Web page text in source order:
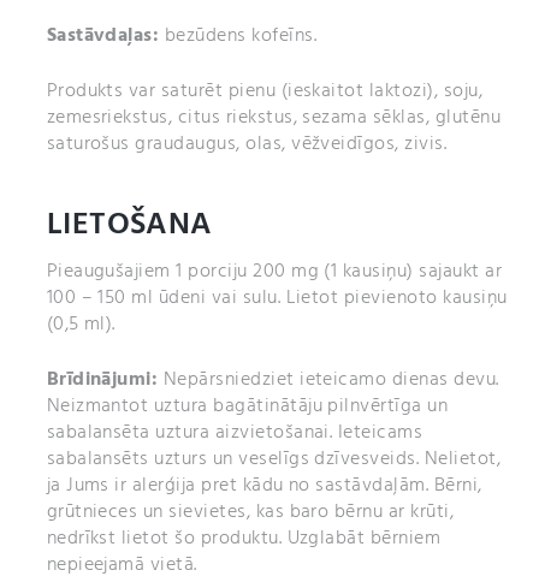
Sastāvdaļas: bezūdens kofeīns.
Produkts var saturēt pienu (ieskaitot laktozi), soju,
zemesriekstus, citus riekstus, sezama sēklas, glutēnu
saturošus graudaugus, olas, vēžveidīgos, zivis.
LIETOŠANA
Pieaugušajiem 1 porciju 200 mg (1 kausiņu) sajaukt ar
100 – 150 ml ūdeni vai sulu. Lietot pievienoto kausiņu
(0,5 ml).
Brīdinājumi: Nepārsniedziet ieteicamo dienas devu.
Neizmantot uztura bagātinātāju pilnvērtīga un
sabalansēta uztura aizvietošanai. Ieteicams
sabalansēts uzturs un veselīgs dzīvesveids. Nelietot,
ja Jums ir alerģija pret kādu no sastāvdaļām. Bērni,
grūtnieces un sievietes, kas baro bērnu ar krūti,
nedrīkst lietot šo produktu. Uzglabāt bērniem
nepieejamā vietā.